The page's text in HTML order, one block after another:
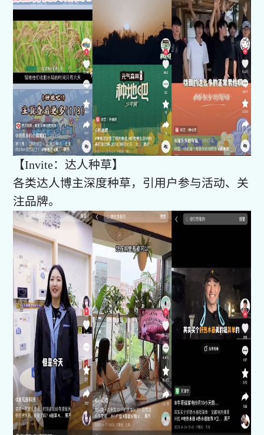
【Invite：达人种草】
各类达人博主深度种草，引用户参与活动、关
注品牌。